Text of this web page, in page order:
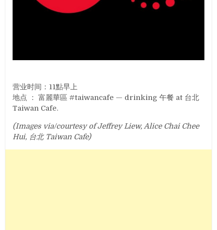
营业时间：11點早上
地点 ： 富麗華區 #taiwancafe — drinking 午餐 at 台北
Taiwan Cafe.
(Images via/courtesy of Jeffrey Liew, Alice Chai Chee
Hui, 台北 Taiwan Cafe)